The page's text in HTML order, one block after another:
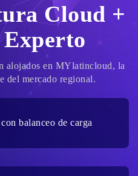
Cloud +
alojados en MYlatincloud, la
del mercado regional.
balanceo de carga